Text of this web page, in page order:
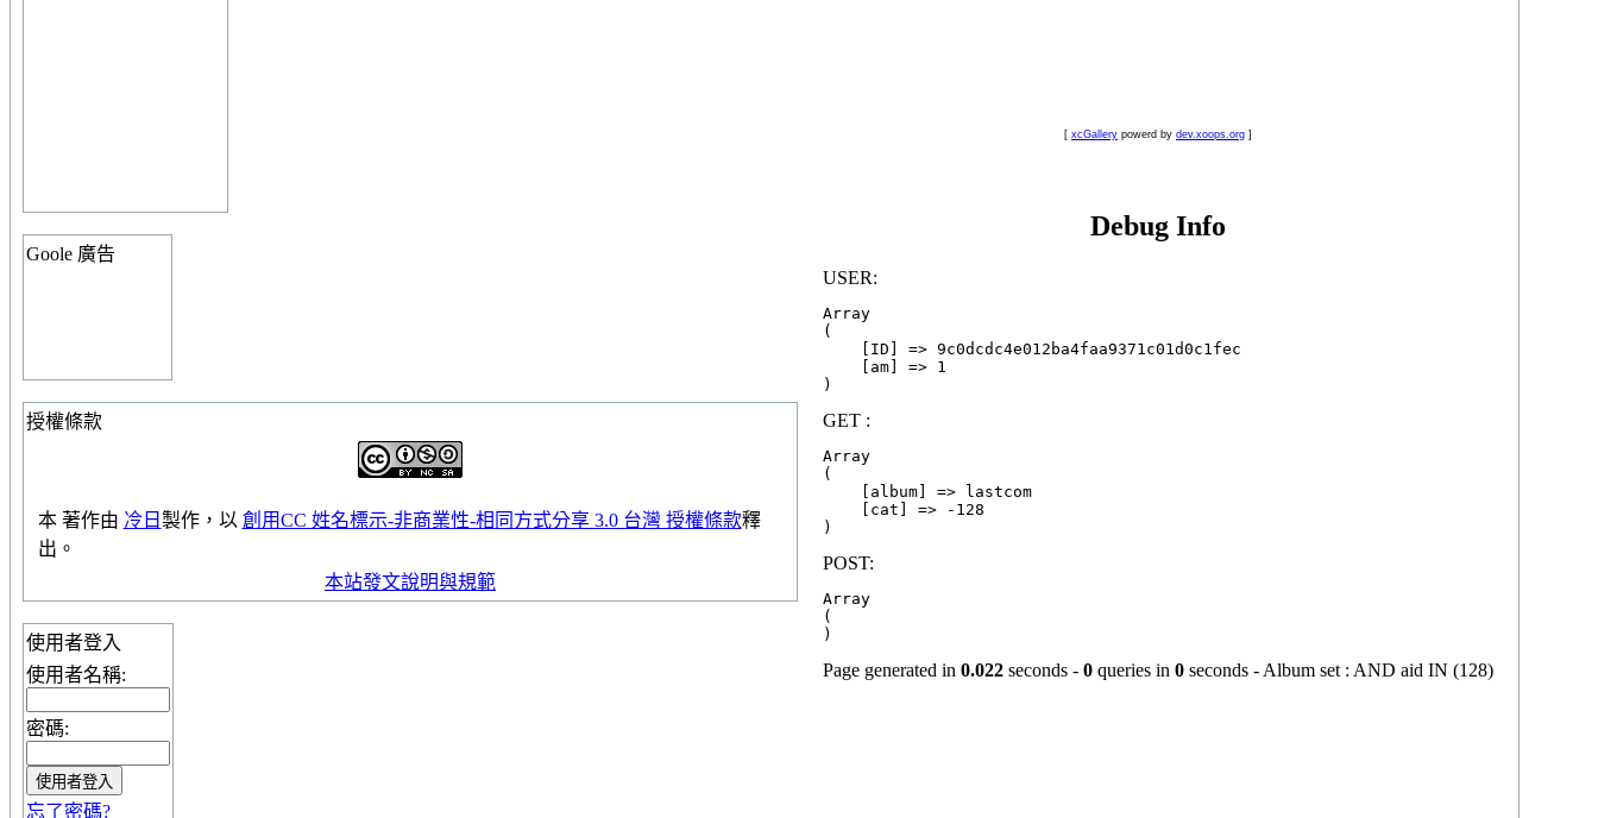
Goole 廣告
授權條款
本 著作由 冷日 製作，以 創用CC 姓名標示-非商業性-相同方式分享 3.0 台灣 授權條款釋
出。
本站發文說明與規範
使用者登入
使用者名稱:
密碼:
忘了密碼?
[ xcGallery powerd by dev.xoops.org ]
Debug Info
USER:
Array
(
    [ID] => 9c0dcdc4e012ba4faa9371c01d0c1fec
    [am] => 1
GET :
Array
(
    [album] => lastcom
    [cat] => -128
POST:
Array
(
Page generated in 0.022 seconds - 0 queries in 0 seconds - Album set : AND aid IN (128)